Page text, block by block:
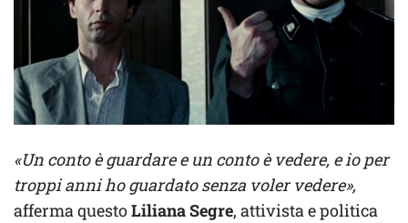
«Un conto è guardare e un conto è vedere, e io per
troppi anni ho guardato senza voler vedere»,
afferma questoLiliana Segre, attivista e politica